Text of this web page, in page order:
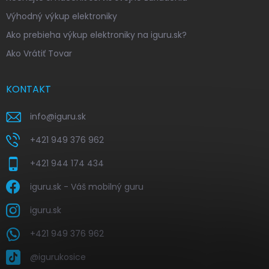
Výhodný výkup elektroniky
Ako prebieha výkup elektroniky na iguru.sk?
Ako Vrátiť Tovar
KONTAKT
info@iguru.sk
+421 949 376 962
+421 944 174 434
iguru.sk - Váš mobilný guru
iguru.sk
+421 949 376 962
@igurukosice